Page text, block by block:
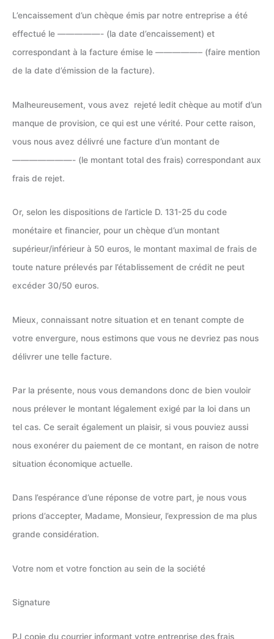
L’encaissement d’un chèque émis par notre entreprise a été
effectué le —————- (la date d’encaissement) et
correspondant à la facture émise le —————– (faire mention
de la date d’émission de la facture).
Malheureusement, vous avez rejeté ledit chèque au motif d’un
manque de provision, ce qui est une vérité. Pour cette raison,
vous nous avez délivré une facture d’un montant de
———————- (le montant total des frais) correspondant aux
frais de rejet.
Or, selon les dispositions de l’article D. 131-25 du code
monétaire et financier, pour un chèque d’un montant
supérieur/inférieur à 50 euros, le montant maximal de frais de
toute nature prélevés par l’établissement de crédit ne peut
excéder 30/50 euros.
Mieux, connaissant notre situation et en tenant compte de
votre envergure, nous estimons que vous ne devriez pas nous
délivrer une telle facture.
Par la présente, nous vous demandons donc de bien vouloir
nous prélever le montant légalement exigé par la loi dans un
tel cas. Ce serait également un plaisir, si vous pouviez aussi
nous exonérer du paiement de ce montant, en raison de notre
situation économique actuelle.
Dans l’espérance d’une réponse de votre part, je nous vous
prions d’accepter, Madame, Monsieur, l’expression de ma plus
grande considération.
Votre nom et votre fonction au sein de la société
Signature
PJ copie du courrier informant votre entreprise des frais